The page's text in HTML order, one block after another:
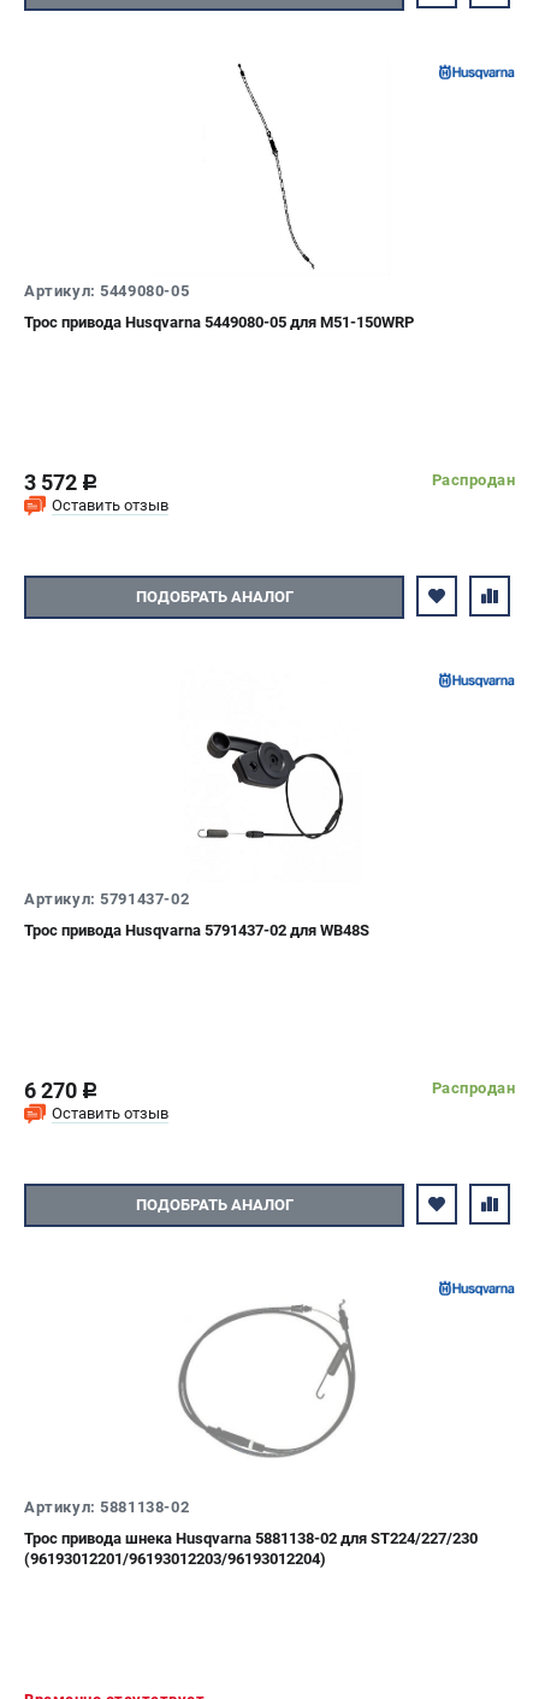
Артикул: 5449080-05
Трос привода Husqvarna 5449080-05 для M51-150WRP
3 572 c
Распродан
Оставить отзыв
ПОДОБРАТЬ АНАЛОГ
Артикул: 5791437-02
Трос привода Husqvarna 5791437-02 для WB48S
6 270 c
Распродан
Оставить отзыв
ПОДОБРАТЬ АНАЛОГ
Артикул: 5881138-02
Трос привода шнека Husqvarna 5881138-02 для ST224/227/230
(96193012201/96193012203/96193012204)